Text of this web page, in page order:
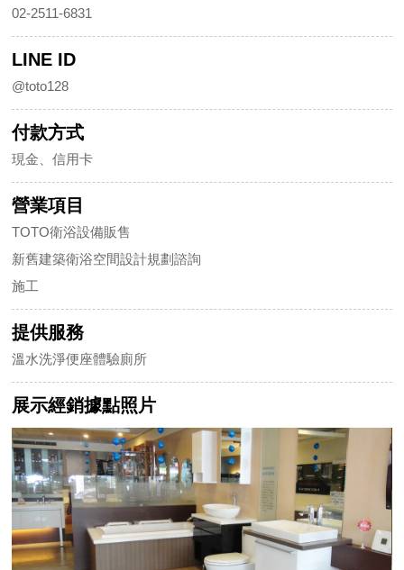
02-2511-6831
LINE ID
@toto128
付款方式
現金、信用卡
營業項目
TOTO衛浴設備販售
新舊建築衛浴空間設計規劃諮詢
施工
提供服務
溫水洗淨便座體驗廁所
展示經銷據點照片